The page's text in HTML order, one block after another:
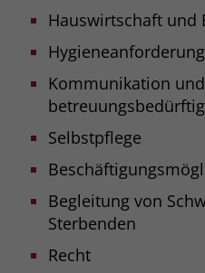
Hauswirtschaft und
Kommunikation
Selbstpflege
Begleitung von
Sterbenden
Recht